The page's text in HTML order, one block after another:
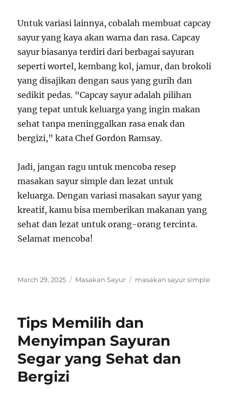
Untuk variasi lainnya, cobalah membuat capcay
sayur yang kaya akan warna dan rasa. Capcay
sayur biasanya terdiri dari berbagai sayuran
seperti wortel, kembang kol, jamur, dan brokoli
yang disajikan dengan saus yang gurih dan
sedikit pedas. “Capcay sayur adalah pilihan
yang tepat untuk keluarga yang ingin makan
sehat tanpa meninggalkan rasa enak dan
bergizi,” kata Chef Gordon Ramsay.
Jadi, jangan ragu untuk mencoba resep
masakan sayur simple dan lezat untuk
keluarga. Dengan variasi masakan sayur yang
kreatif, kamu bisa memberikan makanan yang
sehat dan lezat untuk orang-orang tercinta.
Selamat mencoba!
Posted
March 29, 2025 Categories
Masakan Sayur Tags
masakan sayur simple
Tips Memilih dan
Menyimpan Sayuran
Segar yang Sehat dan
Bergizi